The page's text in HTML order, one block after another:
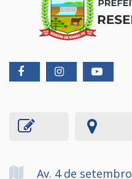
Av. 4 de setembro